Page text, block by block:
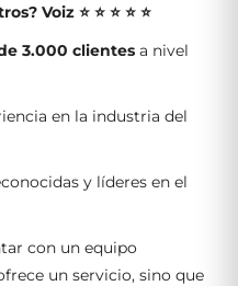
Voiz ⭐ ⭐ ⭐ ⭐ ⭐
3.000 clientes a nivel
en la industria del
y líderes en el
con un equipo
un servicio, sino que